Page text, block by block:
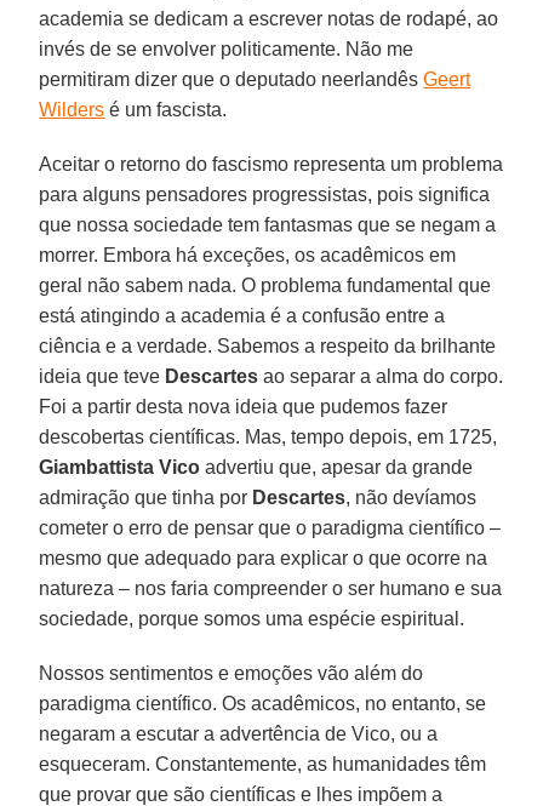
academia se dedicam a escrever notas de rodapé, ao
invés de se envolver politicamente. Não me
permitiram dizer que o deputado neerlandêsGeert
Wilders é um fascista.
Aceitar o retorno do fascismo representa um problema
para alguns pensadores progressistas, pois significa
que nossa sociedade tem fantasmas que se negam a
morrer. Embora há exceções, os acadêmicos em
geral não sabem nada. O problema fundamental que
está atingindo a academia é a confusão entre a
ciência e a verdade. Sabemos a respeito da brilhante
ideia que teve Descartes ao separar a alma do corpo.
Foi a partir desta nova ideia que pudemos fazer
descobertas científicas. Mas, tempo depois, em 1725,
Giambattista Vico advertiu que, apesar da grande
admiração que tinha por Descartes, não devíamos
cometer o erro de pensar que o paradigma científico –
mesmo que adequado para explicar o que ocorre na
natureza – nos faria compreender o ser humano e sua
sociedade, porque somos uma espécie espiritual.
Nossos sentimentos e emoções vão além do
paradigma científico. Os acadêmicos, no entanto, se
negaram a escutar a advertência de Vico, ou a
esqueceram. Constantemente, as humanidades têm
que provar que são científicas e lhes impõem a